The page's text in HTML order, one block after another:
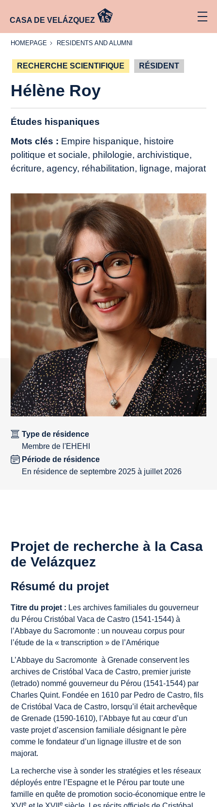
CASA DE VELÁZQUEZ
HOMEPAGE
HOMEPAGE
RESIDENTS
RESIDENTS AND ALUMNI
RECHERCHE SCIENTIFIQUE RÉSIDENT
Hélène Roy
Études hispaniques
Mots clés : Empire hispanique, histoire
politique et sociale, philologie, archivistique,
écriture, agency, réhabilitation, lignage, majorat
Type de résidence
Membre de l'EHEHI
Période de résidence
En résidence de septembre 2025 à juillet 2026
Projet de recherche à la Casa
de Velázquez
Résumé du projet
Titre du projet : Les archives familiales du gouverneur
du Pérou Cristóbal Vaca de Castro (1541-1544) à
l’Abbaye du Sacromonte : un nouveau corpus pour
l’étude de la « transcription » de l’Amérique
L’Abbaye du Sacromonte à Grenade conservent les
archives de Cristóbal Vaca de Castro, premier juriste
(letrado) nommé gouverneur du Pérou (1541-1544) par
Charles Quint. Fondée en 1610 par Pedro de Castro, fils
de Cristóbal Vaca de Castro, lorsqu’il était archevêque
de Grenade (1590-1610), l’Abbaye fut au cœur d’un
vaste projet d’ascension familiale désignant le père
comme le fondateur d’un lignage illustre et de son
majorat.
La recherche vise à sonder les stratégies et les réseaux
déployés entre l’Espagne et le Pérou par toute une
famille en quête de promotion socio-économique entre le
e e